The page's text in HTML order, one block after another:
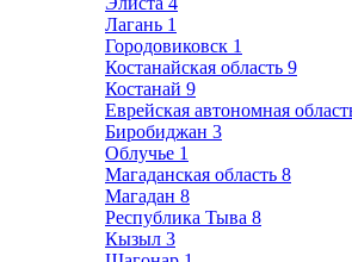
Лагань 1
Городовиковск 1
Костанайская область 9
Костанай 9
Еврейская автономная
Биробиджан 3
Облучье 1
Магаданская область 8
Магадан 8
Республика Тыва 8
Кызыл 3